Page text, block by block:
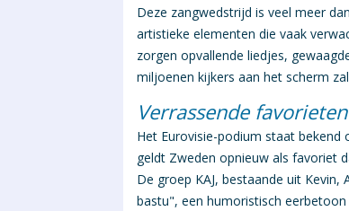
Deze zangwedstrijd is veel meer
artistieke elementen die vaak
zorgen opvallende liedjes,
miljoenen kijkers aan het scherm
Verrassende
Het Eurovisie-podium staat bekend
geldt Zweden opnieuw als favoriet
De groep KAJ, bestaande uit
bastu", een humoristisch eerbetoon